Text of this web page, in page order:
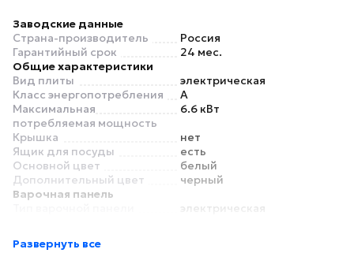
Заводские данные
Страна-производитель
Россия
Гарантийный срок
24 мес.
Общие характеристики
Вид плиты
электрическая
Класс энергопотребления
A
Максимальная
потребляемая мощность
6.6 кВт
Крышка
нет
Ящик для посуды
есть
Основной цвет
белый
Дополнительный цвет
черный
Варочная панель
электрическая
Развернуть все